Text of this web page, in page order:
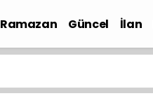
Ramazan Güncel İlan